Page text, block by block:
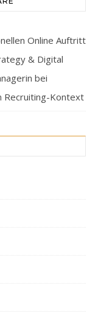
Online Auftritt
& Digital
bei
Recruiting-Kontext